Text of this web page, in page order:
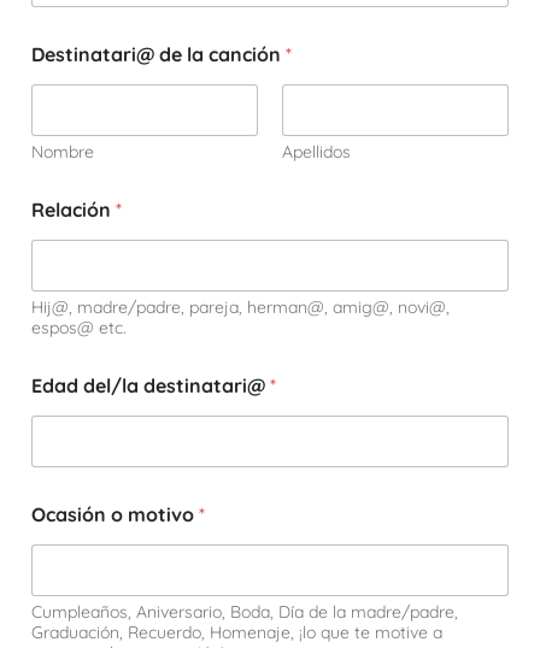
Destinatari@ de la canción *
Nombre Apellidos
Relación *
Hij@, madre/padre, pareja, herman@, amig@, novi@,
espos@ etc.
Edad del/la destinatari@ *
Ocasión o motivo *
Cumpleaños, Aniversario, Boda, Día de la madre/padre,
Graduación, Recuerdo, Homenaje, ¡lo que te motive a